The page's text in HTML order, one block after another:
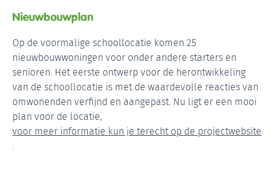
Nieuwbouwplan
Op de voormalige schoollocatie komen 25
nieuwbouwwoningen voor onder andere starters en
senioren. Het eerste ontwerp voor de herontwikkeling
van de schoollocatie is met de waardevolle reacties van
omwonenden verfijnd en aangepast. Nu ligt er een mooi
plan voor de locatie,
voor meer informatie kun je terecht op de projectwebsite
.